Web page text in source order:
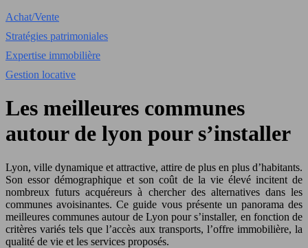
Achat/Vente
Stratégies patrimoniales
Expertise immobilière
Gestion locative
Les meilleures communes
autour de lyon pour s’installer
Lyon, ville dynamique et attractive, attire de plus en plus d’habitants.
Son essor démographique et son coût de la vie élevé incitent de
nombreux futurs acquéreurs à chercher des alternatives dans les
communes avoisinantes. Ce guide vous présente un panorama des
meilleures communes autour de Lyon pour s’installer, en fonction de
critères variés tels que l’accès aux transports, l’offre immobilière, la
qualité de vie et les services proposés.